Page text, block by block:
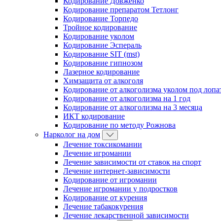
Кодирование препаратом Тетлонг
Кодирование Торпедо
Тройное кодирование
Кодирование уколом
Кодирование Эспераль
Кодирование SIT (mst)
Кодирование гипнозом
Лазерное кодирование
Химзащита от алкоголя
Кодирование от алкоголизма уколом под
Кодирование от алкоголизма на 1 год
Кодирование от алкоголизма на 3 месяца
ИКТ кодирование
Кодирование по методу Рожнова
Нарколог на дом
Лечение токсикомании
Лечение игромании
Лечение зависимости от ставок на спорт
Лечение интернет-зависимости
Кодирование от игромании
Лечение игромании у подростков
Кодирование от курения
Лечение табакокурения
Лечение лекарственной зависимости